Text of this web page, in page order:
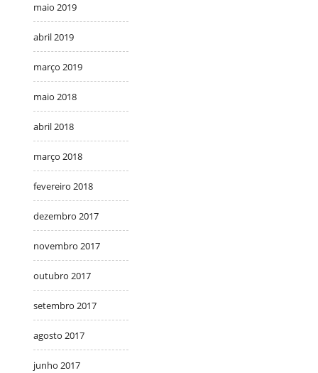
maio 2019
abril 2019
março 2019
maio 2018
abril 2018
março 2018
fevereiro 2018
dezembro 2017
novembro 2017
outubro 2017
setembro 2017
agosto 2017
junho 2017